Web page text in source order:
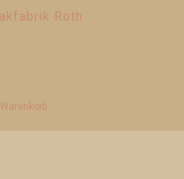
Warenkorb